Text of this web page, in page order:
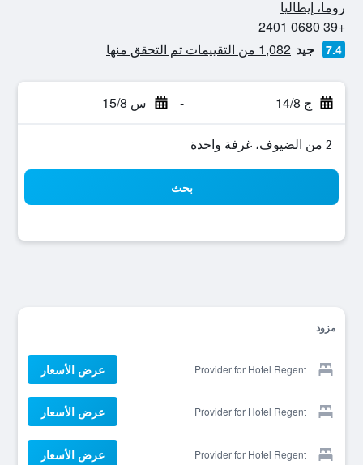
روما، إيطاليا
+39 0680 2401
7.4 جيد 1,082 من التقييمات تم التحقق منها
ج 14/8 - س 15/8
2 من الضيوف، غرفة واحدة
بحث
مزود
Provider for Hotel Regent عرض الأسعار
Provider for Hotel Regent عرض الأسعار
Provider for Hotel Regent عرض الأسعار